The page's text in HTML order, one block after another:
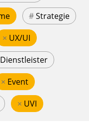
#Strategie
× UX/UI
Dienstleister
× Event
× UVI